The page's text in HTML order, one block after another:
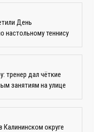
День
настольному теннису
тренер дал чёткие
занятиям на улице
Калининском округе